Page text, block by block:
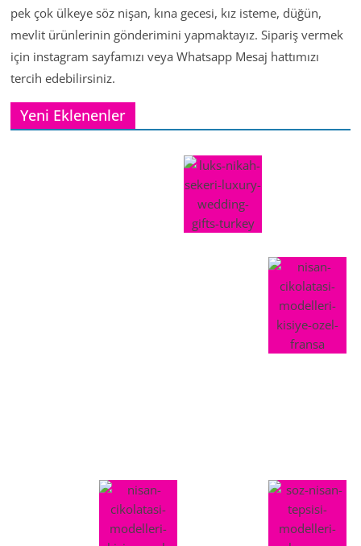
pek çok ülkeye söz nişan, kına gecesi, kız isteme, düğün,
mevlit ürünlerinin gönderimini yapmaktayız. Sipariş vermek
için instagram sayfamızı veya Whatsapp Mesaj hattımızı
tercih edebilirsiniz.
Yeni Eklenenler